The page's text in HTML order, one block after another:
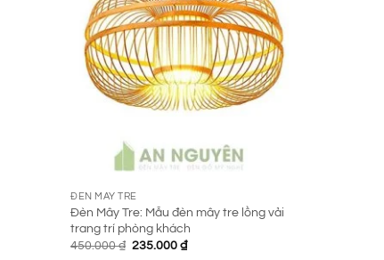
ĐÈN MÂY TRE
Đèn Mây Tre: Mẫu đèn mây tre lồng vải
trang trí phòng khách
450.000₫ Giá
235.000₫Giá